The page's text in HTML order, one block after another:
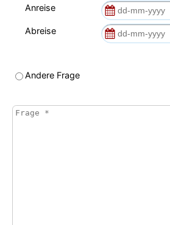
Anreise
Abreise
Andere Frage